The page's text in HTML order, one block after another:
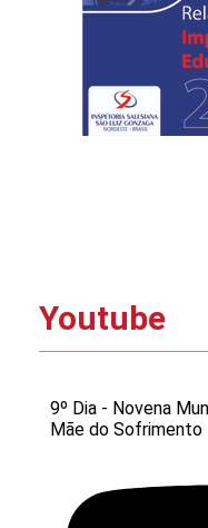
uva a partir da
tarde, o
de artes,
com pinturas
Youtube
9º Dia - Novena
Mãe do Sofrimento